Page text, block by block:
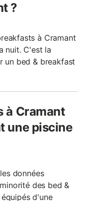
?
à Cramant
nuit. C'est la
un bed & breakfast
à Cramant
une piscine
données
des bed &
d'une